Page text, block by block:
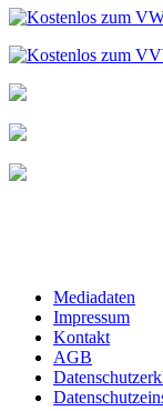
Mediadaten
Impressum
Kontakt
AGB